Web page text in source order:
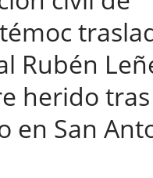
Rubén
herido tras
en San